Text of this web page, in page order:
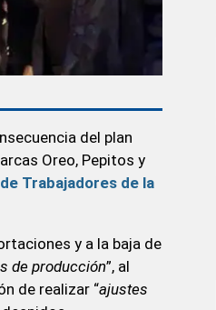
del plan
Oreo, Pepitos y
Trabajadores de la
y a la baja de
de producción”, al
de realizar “ajustes